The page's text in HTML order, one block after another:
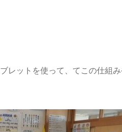
レットを使って、てこの仕組